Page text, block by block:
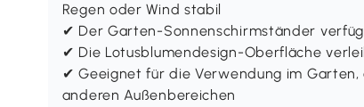
Regen oder Wind stabil
✔ Der Garten-Sonnenschirmständer
✔ Die Lotusblumendesign-Oberfläche
✔ Geeignet für die Verwendung im
anderen Außenbereichen